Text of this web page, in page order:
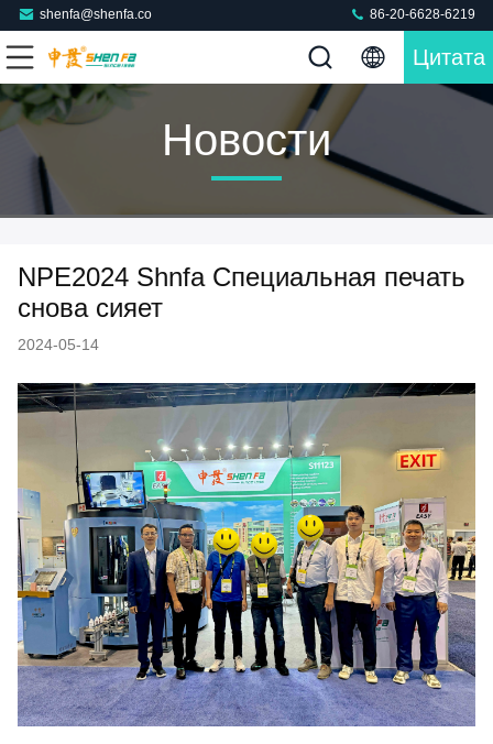
shenfa@shenfa.co 86-20-6628-6219
Цитата
Новости
NPE2024 Shnfa Специальная печать
снова сияет
2024-05-14